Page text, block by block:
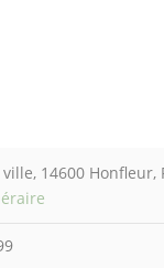
14600 Honfleur,